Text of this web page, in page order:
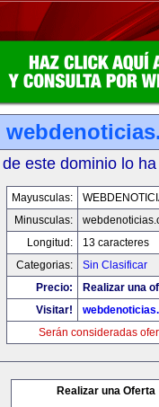
este dominio lo
Mayusculas:
Minusculas:
Longitud:
13 caracteres
Categorias:
Sin Clasificar
Precio:
Realizar una
Visitar!
Serán consideradas
Realizar una Oferta